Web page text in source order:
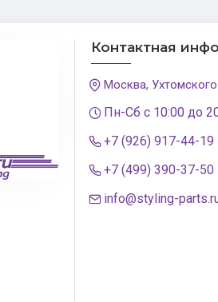
Контактная
Москва,
Пн-Сб с 10:00 до
+7 (926) 917-44-19
+7 (499) 390-37-50
info@styling-